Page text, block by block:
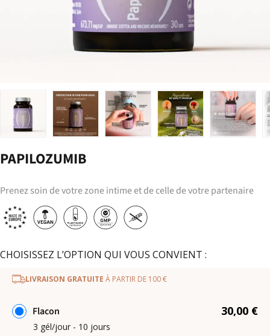
PAPILOZUMIB
Prenez soin de votre zone intime et de celle de votre partenaire
CHOISISSEZ L’OPTION QUI VOUS CONVIENT :
LIVRAISON GRATUITE À PARTIR DE 100 €
Flacon 30,00 €
3 gél/jour - 10 jours